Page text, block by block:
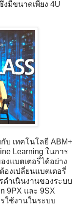
มีขนาดเพียง 4U
เทคโนโลยี ABM+
Learning ในการ
แบตเตอรี่ได้อย่าง
องเปลี่ยนแบตเตอรี่
ดำเนินงานของระบบ
9PX และ 9SX
ใช้งานในระบบ